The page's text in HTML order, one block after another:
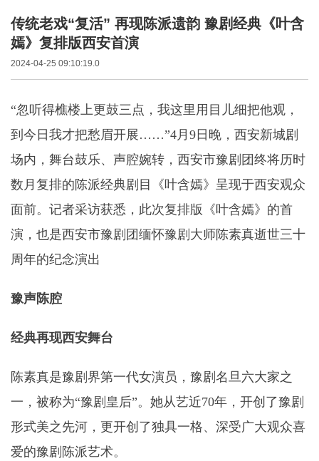
传统老戏“复活” 再现陈派遗韵 豫剧经典《叶含
嫣》复排版西安首演
2024-04-25 09:10:19.0
“忽听得樵楼上更鼓三点，我这里用目儿细把他观，
到今日我才把愁眉开展……”4月9日晚，西安新城剧
场内，舞台鼓乐、声腔婉转，西安市豫剧团终将历时
数月复排的陈派经典剧目《叶含嫣》呈现于西安观众
面前。记者采访获悉，此次复排版《叶含嫣》的首
演，也是西安市豫剧团缅怀豫剧大师陈素真逝世三十
周年的纪念演出
豫声陈腔
经典再现西安舞台
陈素真是豫剧界第一代女演员，豫剧名旦六大家之
一，被称为“豫剧皇后”。她从艺近70年，开创了豫剧
形式美之先河，更开创了独具一格、深受广大观众喜
爱的豫剧陈派艺术。